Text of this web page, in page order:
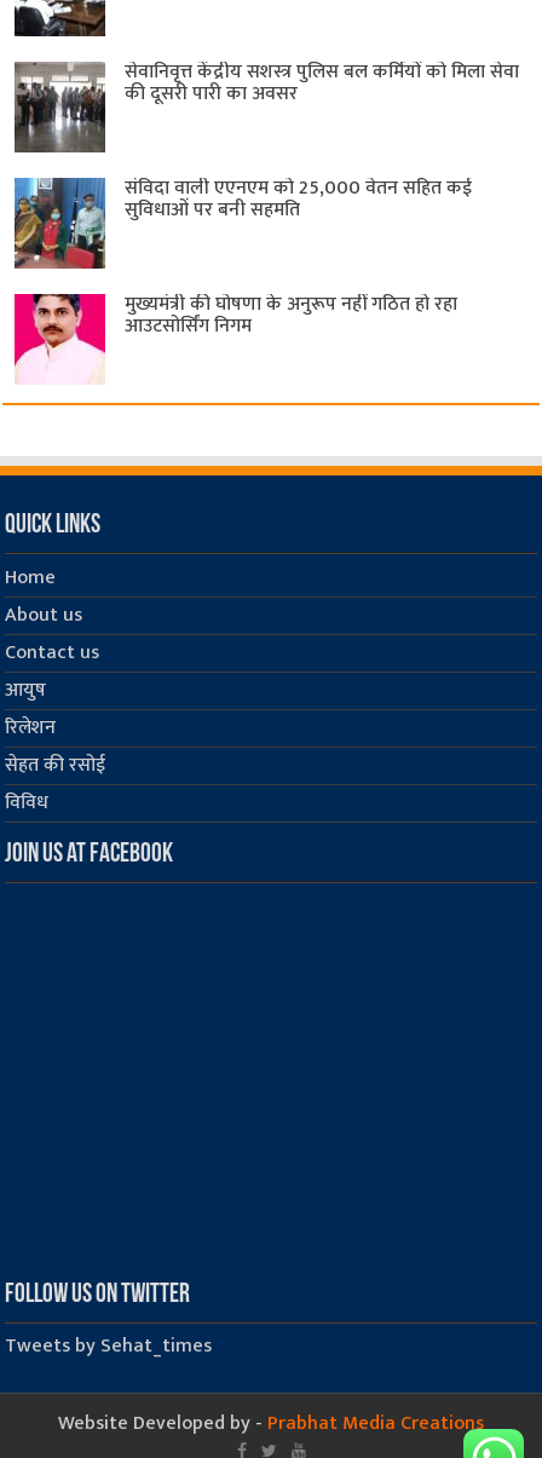
सेवानिवृत्त केंद्रीय सशस्त्र पुलिस बल ​कर्मियों को मिला सेवा
की दूसरी पारी का अवसर
संविदा वाली एएनएम को 25,000 वेतन सहित कई
सुविधाओं पर बनी सहमति
मुख्यमंत्री की घोषणा के अनुरूप नहीं गठित हो रहा
आउटसोर्सिंग निगम
Quick Links
Home
About us
Contact us
आयुष
रिलेशन
सेहत की रसोई
विविध
Join us at Facebook
Follow us on Twitter
Tweets by Sehat_times
Website Developed by - Prabhat Media Creations